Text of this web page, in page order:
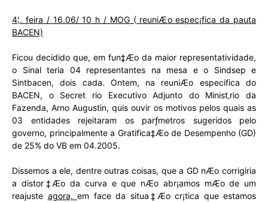
4¦. feira / 16.06/ 10 h / MOG ( reuniÆo espec¡fica da pauta
BACEN)
Ficou decidido que, em fun‡Æo da maior representatividade,
o Sinal teria 04 representantes na mesa e o Sindsep e
Sintbacen, dois cada. Ontem, na reuniÆo especifica do
BACEN, o Secret rio Executivo Adjunto do Minist‚rio da
Fazenda, Arno Augustin, quis ouvir os motivos pelos quais as
03 entidades rejeitaram os parƒmetros sugeridos pelo
governo, principalmente a Gratifica‡Æo de Desempenho (GD)
de 25% do VB em 04.2005.
Dissemos a ele, dentre outras coisas, que a GD nÆo corrigiria
a distor‡Æo da curva e que nÆo abr¡amos mÆo de um
reajuste agora, em face da situa‡Æo cr¡tica que estamos